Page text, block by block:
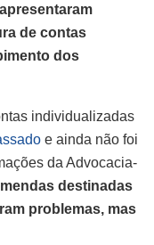
de contas
dos
individualizadas
e ainda não foi
da Advocacia-
destinadas
problemas, mas